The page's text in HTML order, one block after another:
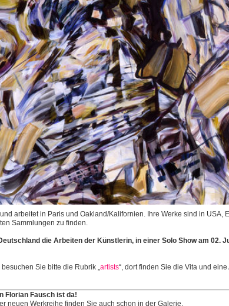
und arbeitet in Paris und Oakland/Kalifornien. Ihre Werke sind in USA,
Sammlungen zu finden.
die Arbeiten der Künstlerin, in einer Solo Show am 02.
Sie bitte die Rubrik „artists“, dort finden Sie die Vita und
Florian Fausch ist da!
neuen Werkreihe finden Sie auch schon in der Galerie.